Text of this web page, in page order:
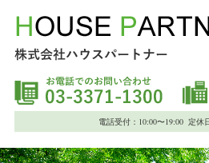
電話受付：10:00〜19:00 定休